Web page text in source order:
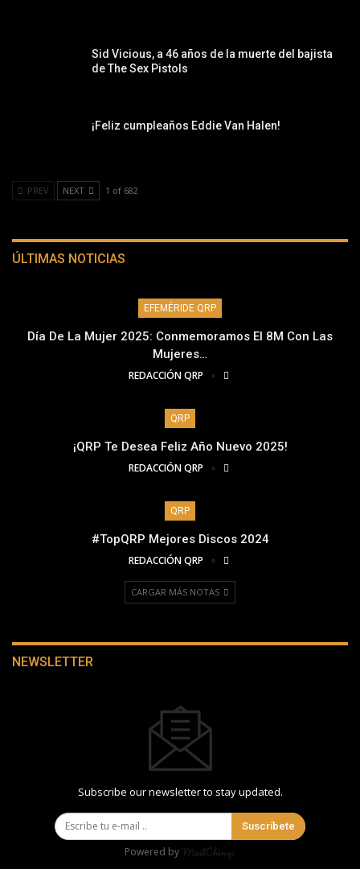
Sid Vicious, a 46 años de la muerte del bajista
de The Sex Pistols
¡Feliz cumpleaños Eddie Van Halen!
PREV NEXT 1 of 682
ÚLTIMAS NOTICIAS
EFEMÉRIDE QRP
Día De La Mujer 2025: Conmemoramos El 8M Con Las
Mujeres…
REDACCIÓN QRP
QRP
¡QRP Te Desea Feliz Año Nuevo 2025!
REDACCIÓN QRP
QRP
#TopQRP Mejores Discos 2024
REDACCIÓN QRP
CARGAR MÁS NOTAS
NEWSLETTER
Subscribe our newsletter to stay updated.
Suscríbete
Powered by